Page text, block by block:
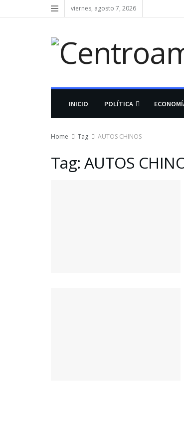
viernes, agosto 7, 2026
INICIO POLÍTICA
Home Tag AUTOS CHINOS
Tag: AUTOS